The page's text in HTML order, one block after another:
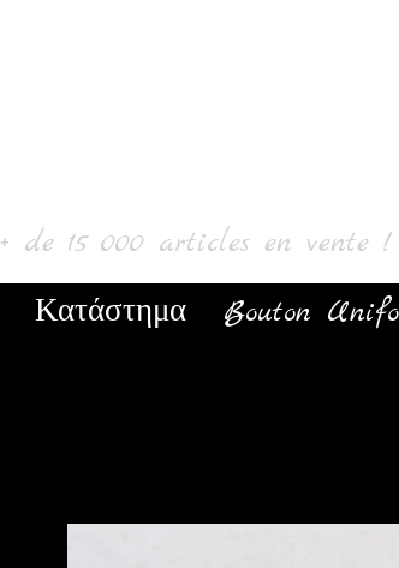
+ de 15 000 articles en vente !
Κατάστημα Bouton